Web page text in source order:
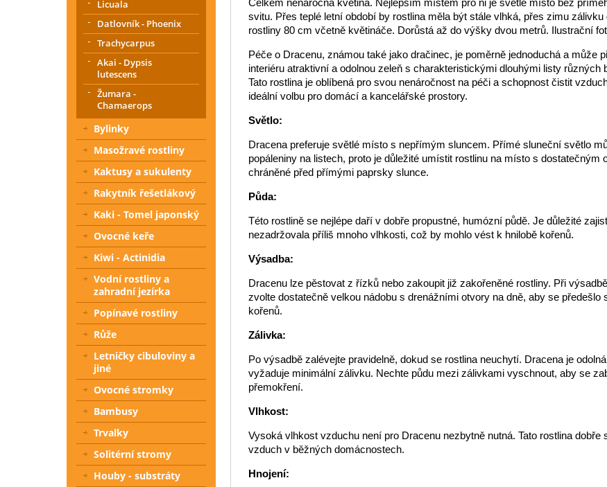
Celkem nenáročná květina. Nejlepším místem pro ni je světlé místo bez
svitu. Přes teplé letní období by rostlina měla být stále vlhká, přes zimu
rostliny 80 cm včetně květináče. Dorůstá až do výšky dvou metrů. Ilustrační
Péče o Dracenu, známou také jako dračinec, je poměrně jednoduchá a může
interiéru atraktivní a odolnou zeleň s charakteristickými dlouhými listy různých
Tato rostlina je oblíbená pro svou nenáročnost na péči a schopnost čistit
ideální volbu pro domácí a kancelářské prostory.
Světlo:
Dracena preferuje světlé místo s nepřímým sluncem. Přímé sluneční světlo
popáleniny na listech, proto je důležité umístit rostlinu na místo s dostatečným
chráněné před přímými paprsky slunce.
Půda:
Této rostlině se nejlépe daří v dobře propustné, humózní půdě. Je důležité
nezadržovala příliš mnoho vlhkosti, což by mohlo vést k hnilobě kořenů.
Výsadba:
Dracenu lze pěstovat z řízků nebo zakoupit již zakořeněné rostliny. Při
zvolte dostatečně velkou nádobu s drenážními otvory na dně, aby se předešlo
kořenů.
Zálivka:
Po výsadbě zalévejte pravidelně, dokud se rostlina neuchytí. Dracena je
vyžaduje minimální zálivku. Nechte půdu mezi zálivkami vyschnout, aby se
přemokření.
Vlhkost:
Vysoká vlhkost vzduchu není pro Dracenu nezbytně nutná. Tato rostlina dobře
vzduch v běžných domácnostech.
Hnojení:
Licuala
Datlovník - Phoenix
Trachycarpus
Akai - Dypsis
lutescens
Žumara -
Chamaerops
Bylinky
Masožravé rostliny
Kaktusy a sukulenty
Rakytník řešetlákový
Kaki - Tomel japonský
Ovocné keře
Kiwi - Actinidia
Vodní rostliny a
zahradní jezírka
Popínavé rostliny
Růže
Letničky cibuloviny a
jiné
Ovocné stromky
Bambusy
Trvalky
Solitérní stromy
Houby - substráty